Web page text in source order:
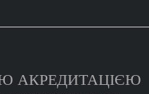
АКРЕДИТАЦІЄЮ